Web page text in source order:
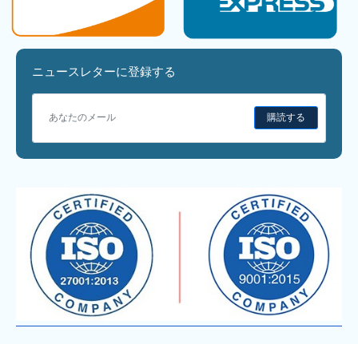
ニュースレターに登録する
購読する